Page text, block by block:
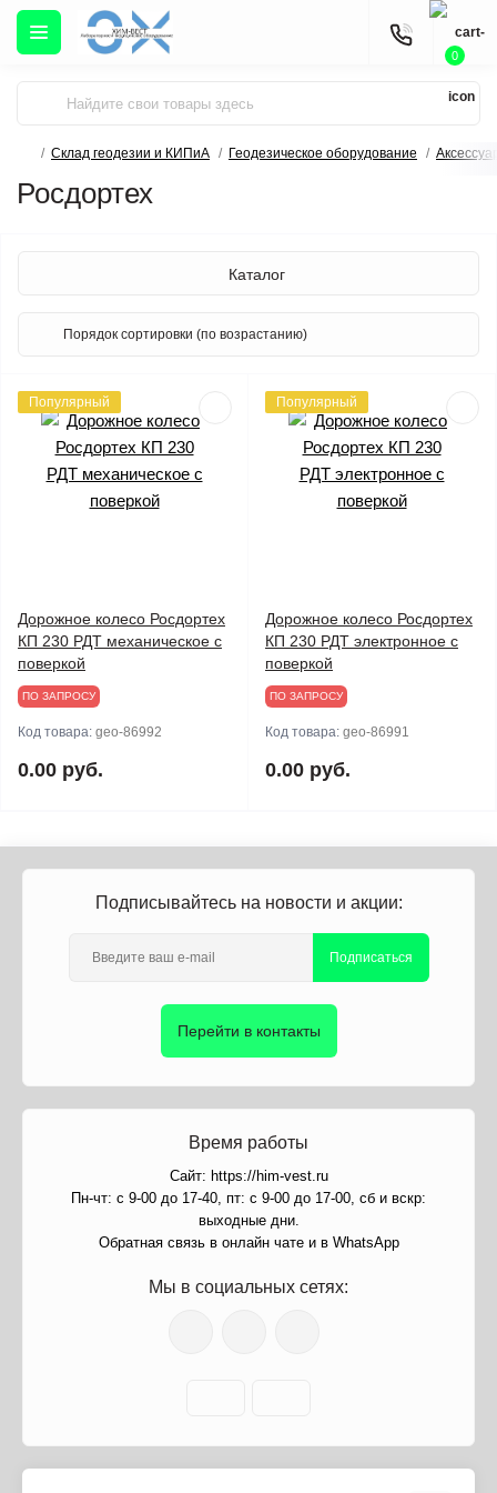
0
Склад геодезии и КИПиА Геодезическое оборудование
Росдортех
Каталог
Популярный
Дорожное колесо Росдортех
КП 230 РДТ механическое с
поверкой
ПО ЗАПРОСУ
Код товара: geo-86992
0.00 руб.
Популярный
Дорожное колесо Росдортех
КП 230 РДТ электронное с
поверкой
ПО ЗАПРОСУ
Код товара: geo-86991
0.00 руб.
Подписывайтесь на новости и акции:
Подписаться
Перейти в контакты
Время работы
Сайт: https://him-vest.ru
Пн-чт: с 9-00 до 17-40, пт: с 9-00 до 17-00, сб и вскр:
выходные дни.
Обратная связь в онлайн чате и в WhatsApp
Мы в социальных сетях: